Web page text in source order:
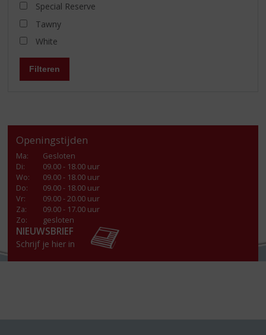
Special Reserve
Tawny
White
Filteren
Openingstijden
Ma:
Gesloten
Di:
09.00 - 18.00 uur
Wo:
09.00 - 18.00 uur
Do:
09.00 - 18.00 uur
Vr:
09.00 - 20.00 uur
Za:
09.00 - 17.00 uur
Zo:
gesloten
NIEUWSBRIEF
Schrijf je hier in